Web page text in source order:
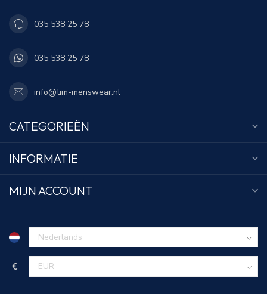
035 538 25 78
035 538 25 78
info@tim-menswear.nl
CATEGORIEËN
INFORMATIE
MIJN ACCOUNT
€